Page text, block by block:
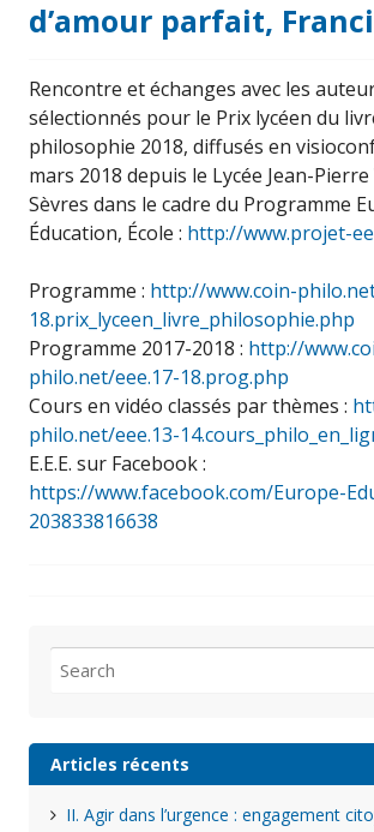
d’amour parfait,
Rencontre et échanges avec les
sélectionnés pour le Prix lycéen du
philosophie 2018, diffusés en
mars 2018 depuis le Lycée Jean-
Sèvres dans le cadre du Programme
Éducation, École : http://www.projet-
Programme : http://www.coin-
18.prix_lyceen_livre_philosophie.php
Programme 2017-2018 : http://
philo.net/eee.17-18.prog.php
Cours en vidéo classés par thèmes :
philo.net/eee.13-
E.E.E. sur Facebook :
https://www.facebook.com/Europe-
203833816638
for:
Articles récents
II. Agir dans l’urgence : engagement